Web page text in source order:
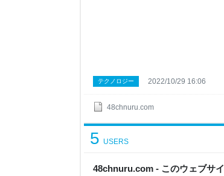
48chnuru.com
テクノロジー 2022/10/29 16:06
48chnuru.com - このウェブサイ
5 USERS